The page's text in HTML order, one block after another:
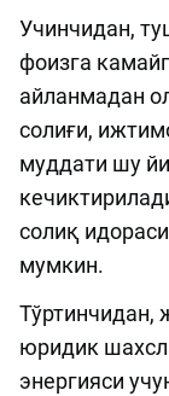
Учинчидан,
фоизга
айланмадан
солиғи,
муддати шу
солиқ
мумкин.
Тўртинчидан,
юридик
энергияси